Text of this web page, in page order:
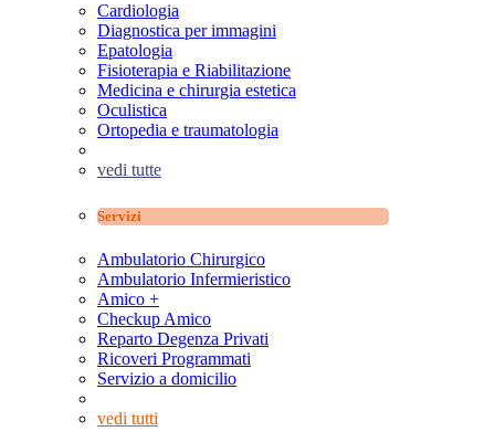
Cardiologia
Diagnostica per immagini
Epatologia
Fisioterapia e Riabilitazione
Medicina e chirurgia estetica
Oculistica
Ortopedia e traumatologia
vedi tutte
Servizi
Ambulatorio Chirurgico
Ambulatorio Infermieristico
Amico +
Checkup Amico
Reparto Degenza Privati
Ricoveri Programmati
Servizio a domicilio
vedi tutti